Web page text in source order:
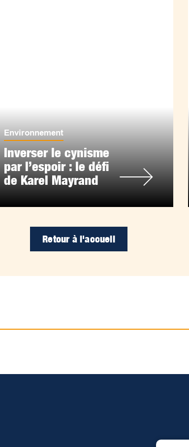
Environnement
Inverser le cynisme
par l’espoir : le défi
de Karel Mayrand
Retour à l'accueil